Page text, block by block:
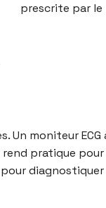
prescrite par le
Un moniteur
pratique
diagnostiquer